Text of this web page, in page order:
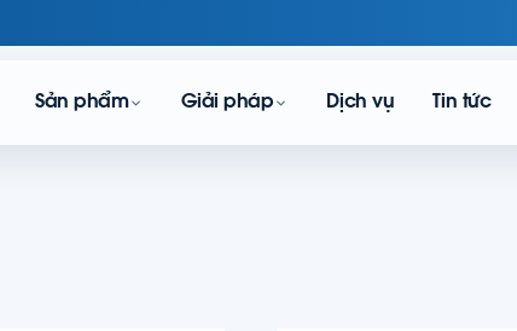
Sản phẩm Giải pháp Dịch vụ Tin tức